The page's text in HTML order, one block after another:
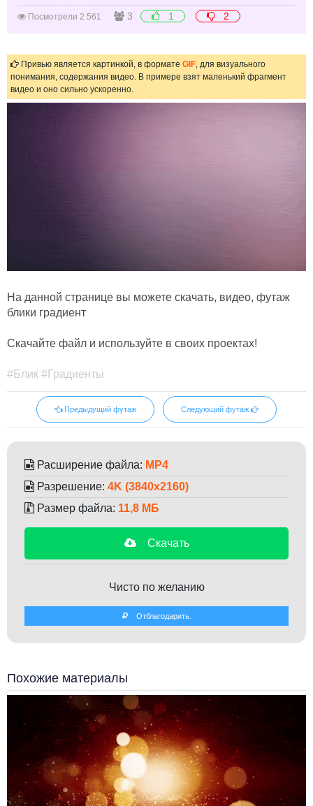
Посмотрели 2 561 3 1 2
Привью является картинкой, в формате GIF, для визуального
понимания, содержания видео. В примере взят маленький фрагмент
видео и оно сильно ускоренно.
На данной странице вы можете скачать, видео, футаж
блики градиент
Скачайте файл и используйте в своих проектах!
#Блик #Градиенты
Предыдущий футаж Следующий футаж
Расширение файла: MP4
Разрешение: 4K (3840x2160)
Размер файла: 11,8 МБ
Скачать
Чисто по желанию
Отблагодарить.
Похожие материалы